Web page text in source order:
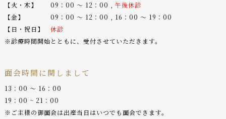
【火・木】 09：00 〜 12：00 , 午後休診
【金】 09：00 〜 12：00 , 16：00 〜 19：00
【日・祝日】 休診
※診療時間開始とともに、受付させていただきます。
面会時間に関しまして
13：00 〜 16：00
19：00 ~ 21：00
※ご主様の御面会は出産当日はいつでも面会できます。